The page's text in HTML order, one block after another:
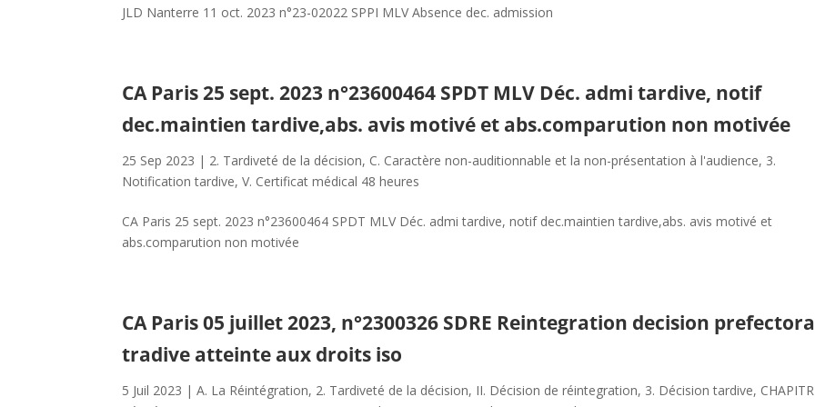
JLD Nanterre 11 oct. 2023 n°23-02022 SPPI MLV Absence dec. admission
CA Paris 25 sept. 2023 n°23600464 SPDT MLV Déc. admi tardive, notif
dec.maintien tardive,abs. avis motivé et abs.comparution non motivée
25 Sep 2023 | 2. Tardiveté de la décision, C. Caractère non-auditionnable et la non-présentation à l'audience, 3.
Notification tardive,V. Certificat médical 48 heures
CA Paris 25 sept. 2023 n°23600464 SPDT MLV Déc. admi tardive, notif dec.maintien tardive,abs. avis motivé et
abs.comparution non motivée
CA Paris 05 juillet 2023, n°2300326 SDRE Reintegration decision
tradive atteinte aux droits iso
5 Juil 2023 |A. La Réintégration, 2. Tardiveté de la décision, II. Décision de réintegration, 3. Décision tardive,